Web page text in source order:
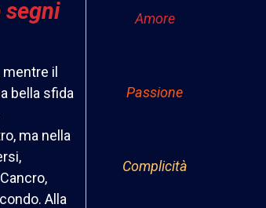
segni
mentre il
bella sfida
ma nella
Alla
Amore
Passione
Complicità